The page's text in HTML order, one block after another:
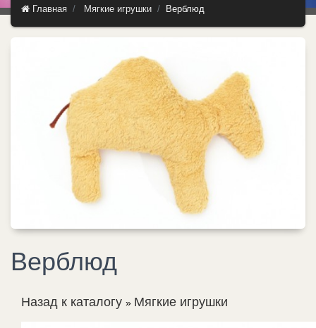
Главная Мягкие игрушки Верблюд
Верблюд
Назад к каталогу Мягкие игрушки